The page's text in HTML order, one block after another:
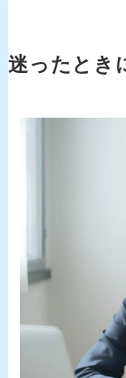
迷ったとき